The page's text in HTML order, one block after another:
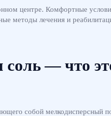
центре. Комфортные
методы лечения и
соль — что
собой мелкодисперсный